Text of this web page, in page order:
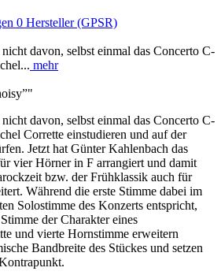
0 Hersteller (GPSR)
davon, selbst einmal das Concerto C-
mehr
davon, selbst einmal das Concerto C-
Corrette einstudieren und auf der
Jetzt hat Günter Kahlenbach das
vier Hörner in F arrangiert und damit
bzw. der Frühklassik auch für
Während die erste Stimme dabei im
Solostimme des Konzerts entspricht,
der Charakter eines
und vierte Hornstimme erweitern
Bandbreite des Stückes und setzen